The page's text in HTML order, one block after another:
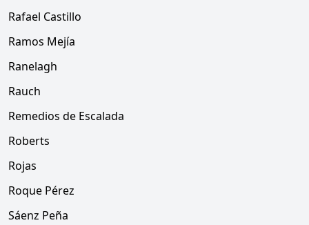
Rafael Castillo
Ramos Mejía
Ranelagh
Rauch
Remedios de Escalada
Roberts
Rojas
Roque Pérez
Sáenz Peña